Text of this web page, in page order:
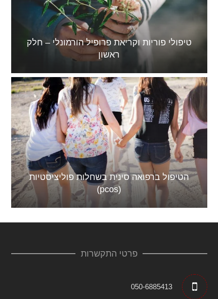
טיפולי פוריות וקריאת פרופיל הורמונלי – חלק
ראשון
הטיפול ברפואה סינית בשחלות פוליציסטיות
(pcos)
פרטי התקשרות
050-6885413